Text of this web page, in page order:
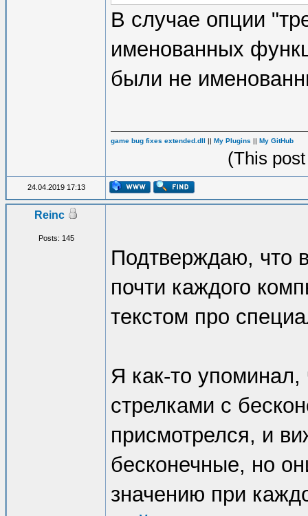
В случае опции
именованных
были не
game bug fixes extended.dll || My Plugins || My GitHub
(This
24.04.2019 17:13
Reinc
Posts: 145
Подтверждаю, что
почти каждого
текстом про
Я как-то упоминал,
стрелками с
присмотрелся, и
бесконечные, но
значению при